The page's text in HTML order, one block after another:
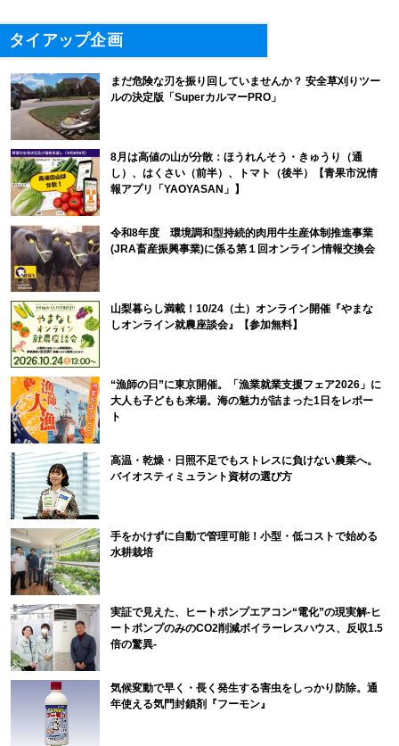
タイアップ企画
まだ危険な刃を振り回していませんか？ 安全草刈りツー
ルの決定版「SuperカルマーPRO」
8月は高値の山が分散：ほうれんそう・きゅうり（通
し）、はくさい（前半）、トマト（後半）【青果市況情
報アプリ「YAOYASAN」】
令和8年度 環境調和型持続的肉用牛生産体制推進事業
(JRA畜産振興事業)に係る第１回オンライン情報交換会
山梨暮らし満載！10/24（土）オンライン開催『やまな
しオンライン就農座談会』【参加無料】
“漁師の日”に東京開催。「漁業就業支援フェア2026」に
大人も子どもも来場。海の魅力が詰まった1日をレポー
ト
高温・乾燥・日照不足でもストレスに負けない農業へ。
バイオスティミュラント資材の選び方
手をかけずに自動で管理可能！小型・低コストで始める
水耕栽培
実証で見えた、ヒートポンプエアコン“電化”の現実解-ヒ
ートポンプのみのCO2削減ボイラーレスハウス、反収1.5
倍の驚異-
気候変動で早く・長く発生する害虫をしっかり防除。通
年使える気門封鎖剤『フーモン』